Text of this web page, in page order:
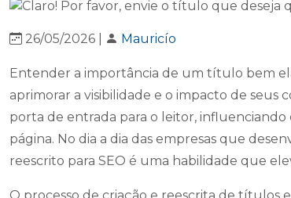
26/05/2026 | Mauricío
Entender a importância de um título bem
aprimorar a visibilidade e o impacto de
porta de entrada para o leitor,
página. No dia a dia das empresas que
reescrito para SEO é uma habilidade que